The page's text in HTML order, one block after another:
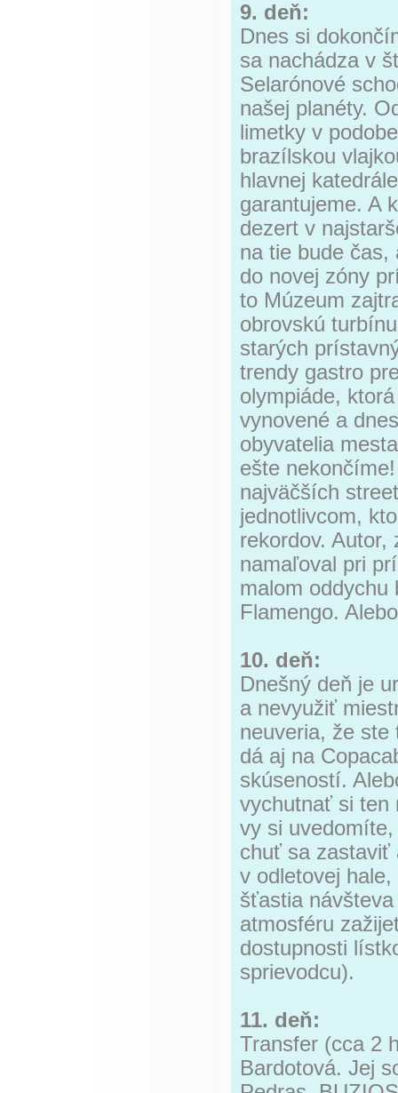
9. deň:
Dnes si
sa nachádza v
Selarónové
našej planéty.
limetky v
brazílskou
hlavnej
garantujeme. A
dezert v
na tie bude čas,
do novej zóny
to Múzeum
obrovskú
starých
trendy gastro
olympiáde,
vynovené a
obyvatelia
ešte
najväčších
jednotlivcom,
rekordov. Autor,
namaľoval pri
malom
Flamengo.
10. deň:
Dnešný deň je
a nevyužiť
neuveria, že ste
dá aj na
skúseností.
vychutnať si ten
vy si
chuť sa zastaviť
v odletovej hale,
šťastia
atmosféru
dostupnosti
sprievodcu).
11. deň:
Transfer (cca 2
Bardotová. Jej